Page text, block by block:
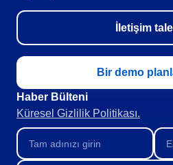
İletişim
Bir demo
Haber Bülteni​
Küresel Gizlilik Politikası.